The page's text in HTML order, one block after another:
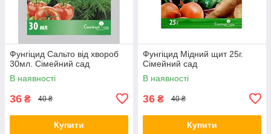
Фунгіцид Сальто від хвороб
30мл. Сімейний сад
В наявності
36 ₴ 40 ₴
Купити
Фунгіцид Мідний щит 25г.
Сімейний сад
В наявності
36 ₴ 40 ₴
Купити